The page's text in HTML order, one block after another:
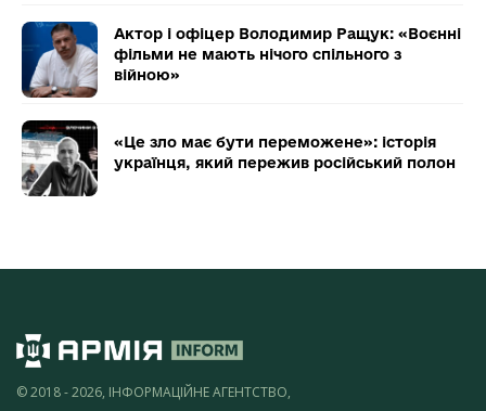
Актор і офіцер Володимир Ращук: «Воєнні
фільми не мають нічого спільного з
війною»
«Це зло має бути переможене»: історія
українця, який пережив російський полон
© 2018 - 2026, ІНФОРМАЦІЙНЕ АГЕНТСТВО,